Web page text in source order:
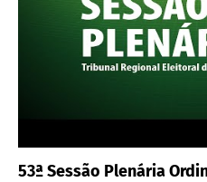
53ª Sessão Plenária